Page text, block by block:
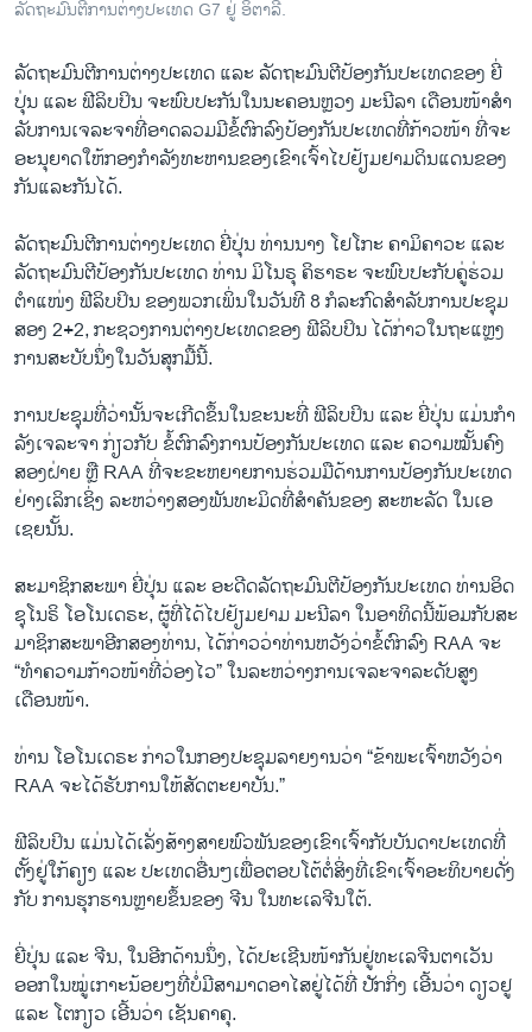
ລາຍການກະຈາຍສຽງ
ພາສາຕ່າງໆ
ລັດ​ຖະ​ມົນ​ຕີ​ການ​ຕ່າງ​ປະ​ເທດ G7 ຢູ່ ອິ​ຕາ​ລີ.
ລັດ​ຖະ​ມົນ​ຕີ​ການ​ຕ່າງ​ປະ​ເທດ ແລະ ລັດ​ຖະ​ມົນ​ຕີປ້ອງ​ກັນ​ປະ​ເທດ​ຂອງ ຍີ່​
ປຸ່ນ ແລະ ຟີ​ລິບ​ປິນ ຈະ​ພົບ​ປະ​ກັນ​ໃນ​ນະ​ຄອນຫຼວງ ມະ​ນີ​ລາ ເດືອນ​ໜ້າ​ສຳ​
ລັບ​ການ​ເຈ​ລະ​ຈາ​ທີ່​ອາດ​ລວມ​ມີ​ຂໍ້​ຕົກ​ລົງ​ປ້ອງ​ກັນ​ປະ​ເທດ​ທີ່​ກ້າວ​ໜ້າ ທີ່​ຈະ​
ອະ​ນຸ​ຍາດ​ໃຫ້​ກອງ​ກຳ​ລັງ​ທະ​ຫານ​ຂອງ​ເຂົາ​ເຈົ້າ​ໄປ​ຢ້ຽມ​ຢາມ​ດິນ​ແດນ​ຂອງ​
ກັນ​ແລະ​ກັນ​ໄດ້.
ລັດ​ຖະ​ມົນ​ຕີ​ການ​ຕ່າງ​ປະ​ເທດ ຍີ່​ປຸ່ນ ທ່ານ​ນາງ ໂຢ​ໂກະ ຄາ​ມິ​ຄາ​ວະ ແລະ
ລັດ​ຖະ​ມົນ​ຕີ​ປ້ອງ​ກັນ​ປະ​ເທດ ທ່ານ ມິ​ໂນ​ຣຸ ຄິ​ຮາ​ຣະ ຈະ​ພົບ​ປະ​ກັບ​ຄູ່​ຮ່​ວມ​
ຕຳ​ແໜ່ງ​ ຟີ​ລິບ​ປິນ ຂອງ​ພວກ​ເພິ່ນ​ໃນ​ວັນ​ທີ 8 ກໍ​ລະ​ກົດ​ສຳ​ລັບ​ການ​ປະ​ຊຸມ​
ສອງ​ 2+2, ກະ​ຊວງ​ການ​ຕ່າງ​ປະ​ເທດ​ຂອງ​ ຟີ​ລິບ​ປິນ ໄດ້​ກ່າວ​ໃນ​ຖະ​ແຫຼງ​
ການ​ສະ​ບັບ​ນຶ່ງ​ໃນ​ວັນ​ສຸກມື້ນີ້.
ການ​ປະ​ຊຸມ​ທີ່​ວ່າ​ນັ້ນ​ຈະ​ເກີດ​ຂຶ້ນ​ໃນ​ຂະ​ນະ​ທີ່ ຟີ​ລິບ​ປິນ ແລະ ຍີ່​ປຸ່ນ ແມ່ນ​ກຳ​
ລັງ​ເຈ​ລະ​ຈາ ກ່ຽວ​ກັບ ຂໍ້​ຕົກ​ລົງ​ການ​ປ້ອງ​ກັນ​ປະ​ເທດ ແລະ ຄວາມ​ໝັ້ນ​ຄົງ​
ສອງ​ຝ່າຍ ຫຼື RAA ທີ່​ຈະ​ຂະ​ຫຍາຍ​ການ​ຮ່ວມ​ມື​ດ້ານ​ການ​ປ້ອງ​ກັນ​ປະ​ເທດ​
ຢ່າງ​ເລິກ​ເຊິ່ງ ລະ​ຫວ່າງ​ສອງ​ພັນ​ທະ​ມິດ​ທີ່​ສຳ​ຄັນ​ຂອງ ສະ​ຫະ​ລັດ ໃນ​ເອ​
ເຊຍນັ້ນ.
ສະ​ມາ​ຊິກ​ສະ​ພາ ຍີ່​ປຸ່ນ ແລະ ອະ​ດີດ​ລັດ​ຖະ​ມົນ​ຕີ​ປ້ອງ​ກັນ​ປະ​ເທດ ທ່ານອິດ​
ຊຸ​ໂນ​ຣິ ໂອ​ໂນ​ເດ​ຣະ, ຜູ້​ທີ່​ໄດ້​ໄປ​ຢ້ຽມ​ຢາມ ມະ​ນີ​ລາ ໃນ​ອາ​ທິດ​ນີ້​ພ້ອມ​ກັບ​ສະ​
ມາ​ຊິກ​ສະ​ພາ​ອີກ​ສອງ​ທ່ານ, ໄດ້​ກ່າວ​ວ່າ​ທ່ານ​ຫວັງ​ວ່າ​ຂໍ້​ຕົກ​ລົງ RAA ຈະ
“ທຳ​ຄວາມ​ກ້າວ​ໜ້າ​ທີ່​ວ່ອງ​ໄວ” ໃນ​ລະ​ຫວ່າງ​ການ​ເຈ​ລະ​ຈາ​ລະ​ດັບ​ສູງ​
ເດືອນ​ໜ້າ.
ທ່າ​ນ ໂອ​ໂນ​ເດ​ຣະ ກ່າວ​ໃນ​ກອງ​ປະ​ຊຸມ​ລາຍ​ງານ​ວ່າ “ຂ້າ​ພະ​ເຈົ້າ​ຫວັງ​ວ່າ
RAA ຈະ​ໄດ້​ຮັບ​ການໃຫ້​ສັດ​ຕະ​ຍາ​ບັນ.”
ຟີ​ລິບ​ປິນ ແມ່ນ​ໄດ້​ເລັ່ງ​ສ້າງ​ສາຍ​ພົວ​ພັນ​ຂອງ​ເຂົາ​ເຈົ້າ​ກັບ​ບັນ​ດາ​ປະ​ເທດ​ທີ່​
ຕັ້ງ​ຢູ່​ໃກ້​ຄຽງ ແລະ ປະ​ເທດ​ອື່ນໆ​ເພື່ອ​ຕອບ​ໂຕ້​ຕໍ່​ສິ່ງ​ທີ່​ເຂົາ​ເຈົ້າ​ອະ​ທິ​ບາຍ​ດັ່ງ​
ກັບ ການ​ຮຸກ​ຮານ​ຫຼາຍ​ຂຶ້ນ​ຂອງ ຈີນ ໃນ​ທ​ະ​ເລ​ຈີນ​ໃຕ້.
ຍີ່​ປຸ່ນ ແລະ ຈີນ, ໃນ​ອີກ​ດ້ານ​ນຶ່ງ, ໄດ້​ປະ​ເຊີນ​ໜ້າ​ກັນ​ຢູ່​ທະ​ເລ​ຈີນ​ຕາ​ເວັນ​
ອອກ​ໃນ​ໝູ່​ເກາະ​ນ້ອຍໆ​ທີ່ບໍ່​ມີ​ສາ​ມາດ​ອາ​ໄສ​ຢູ່​ໄດ້​ທີ່​ ປັກ​ກິ່ງ ເອີ້ນ​ວ່າ ດຽວ​ຢູ
ແລະ ໂຕ​ກຽວ ເອີ້ນ​ວ່າ ເຊັນ​ຄາ​ຄຸ.